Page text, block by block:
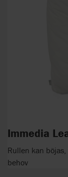
Immedia
Rullen kan
behov